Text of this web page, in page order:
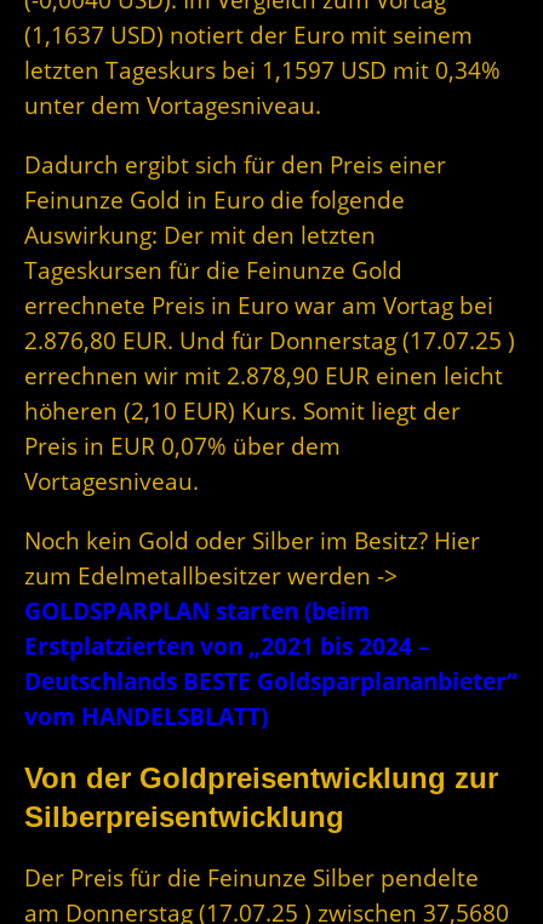
(1,1637 USD) notiert der Euro mit seinem
letzten Tageskurs bei 1,1597 USD mit 0,34%
unter dem Vortagesniveau.
Dadurch ergibt sich für den Preis einer
Feinunze Gold in Euro die folgende
Auswirkung: Der mit den letzten
Tageskursen für die Feinunze Gold
errechnete Preis in Euro war am Vortag bei
2.876,80 EUR. Und für Donnerstag (17.07.25 )
errechnen wir mit 2.878,90 EUR einen leicht
höheren (2,10 EUR) Kurs. Somit liegt der
Preis in EUR 0,07% über dem
Vortagesniveau.
Noch kein Gold oder Silber im Besitz? Hier
zum Edelmetallbesitzer werden ->
GOLDSPARPLAN starten (beim
Erstplatzierten von „2021 bis 2024 –
Deutschlands BESTE Goldsparplananbieter“
vom HANDELSBLATT)
Von der Goldpreisentwicklung zur
Silberpreisentwicklung
Der Preis für die Feinunze Silber pendelte
am Donnerstag (17.07.25 ) zwischen 37,5680